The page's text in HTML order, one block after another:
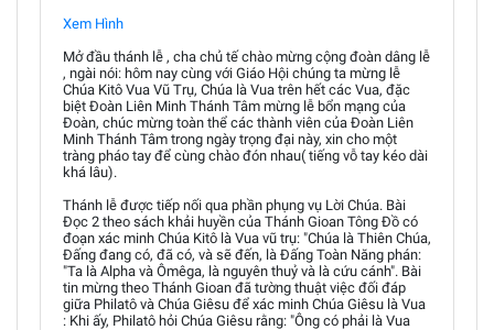
Xem Hình
Mở đầu thánh lễ , cha chủ tế chào mừng cộng đoàn dâng lễ
, ngài nói: hôm nay cùng với Giáo Hội chúng ta mừng lễ
Chúa Kitô Vua Vũ Trụ, Chúa là Vua trên hết các Vua, đặc
biệt Đoàn Liên Minh Thánh Tâm mừng lễ bổn mạng của
Đoàn, chúc mừng toàn thể các thành viên của Đoàn Liên
Minh Thánh Tâm trong ngày trọng đại này, xin cho một
tràng pháo tay để cùng chào đón nhau( tiếng vỗ tay kéo dài
khá lâu).
Thánh lễ được tiếp nối qua phần phụng vụ Lời Chúa. Bài
Đọc 2 theo sách khải huyền của Thánh Gioan Tông Đồ có
đoạn xác minh Chúa Kitô là Vua vũ trụ: "Chúa là Thiên Chúa,
Ðấng đang có, đã có, và sẽ đến, là Ðấng Toàn Năng phán:
"Ta là Alpha và Ômêga, là nguyên thuỷ và là cứu cánh". Bài
tin mừng theo Thánh Gioan đã tường thuật việc đối đáp
giữa Philatô và Chúa Giêsu để xác minh Chúa Giêsu là Vua
: Khi ấy, Philatô hỏi Chúa Giêsu rằng: "Ông có phải là Vua